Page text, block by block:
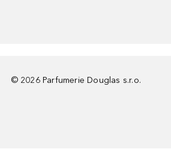
© 2026 Parfumerie Douglas s.r.o.